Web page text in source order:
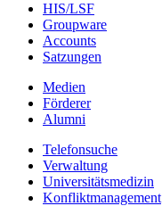
HIS/LSF
Groupware
Accounts
Satzungen
Medien
Förderer
Alumni
Telefonsuche
Verwaltung
Universitätsmedizin
Konfliktmanagement